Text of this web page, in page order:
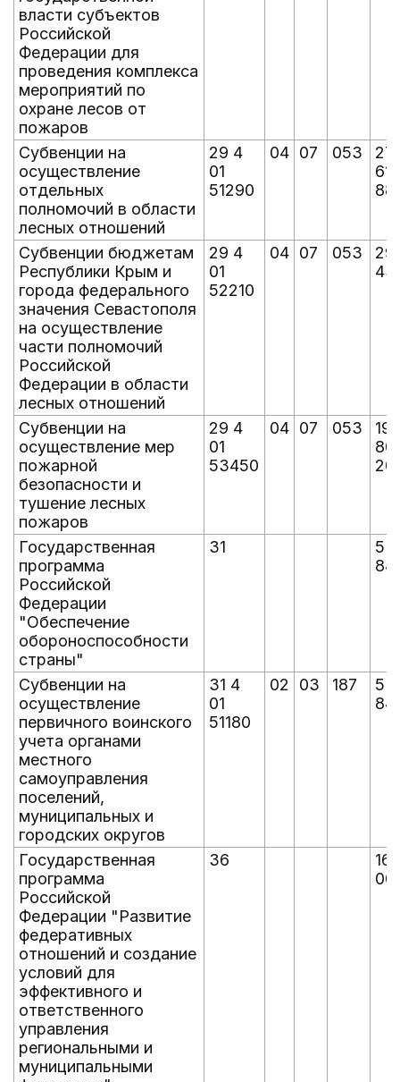
власти субъектов
Российской
Федерации для
проведения комплекса
мероприятий по
охране лесов от
пожаров
Субвенции на
осуществление
отдельных
полномочий в области
лесных отношений
29 4
01
51290
04 07 053
27
619
Субвенции бюджетам
Республики Крым и
города федерального
значения Севастополя
на осуществление
части полномочий
Российской
Федерации в области
лесных отношений
29 4
01
52210
04 07 053
29
Субвенции на
осуществление мер
пожарной
безопасности и
тушение лесных
пожаров
29 4
01
53450
04 07 053
19
Государственная
программа
Российской
Федерации
"Обеспечение
обороноспособности
страны"
31
5
Субвенции на
осуществление
первичного воинского
учета органами
местного
самоуправления
поселений,
муниципальных и
городских округов
31 4
01
51180
02 03 187
5
Государственная
программа
Российской
Федерации "Развитие
федеративных
отношений и создание
условий для
эффективного и
ответственного
управления
региональными и
муниципальными
36
16